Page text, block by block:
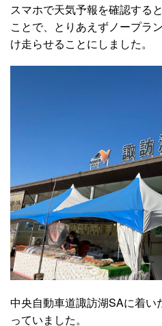
スマホで天気予報を確認する
ことで、とりあえずノープラ
け走らせることにしました。
中央自動車道諏訪湖SAに着
っていました。